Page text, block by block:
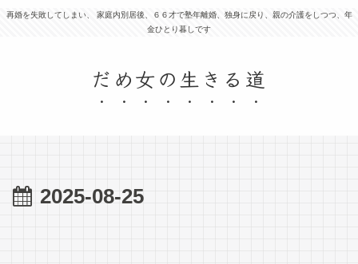
再婚を失敗してしまい、 家庭内別居後、６６才で塾年離婚、独身に戻り、親の介護をしつつ、年
金ひとり暮しです
だめ女の生きる道
2025-08-25